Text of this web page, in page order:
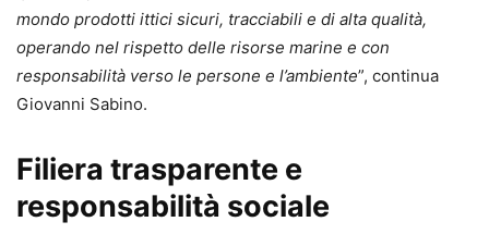
mondo prodotti ittici sicuri, tracciabili e di alta qualità,
operando nel rispetto delle risorse marine e con
responsabilità verso le persone e l’ambiente”, continua
Giovanni Sabino.
Filiera trasparente e
responsabilità sociale